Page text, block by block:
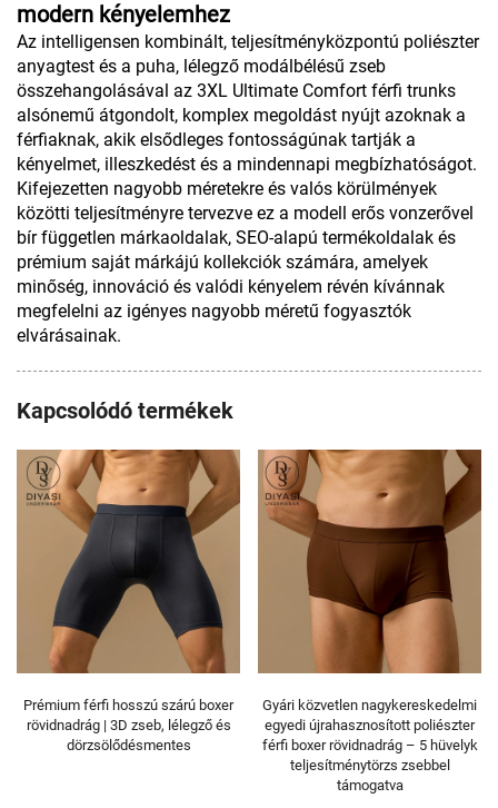
modern kényelemhez
Az intelligensen kombinált, teljesítményközpontú poliészter
anyagtest és a puha, lélegző modálbélésű zseb
összehangolásával az 3XL Ultimate Comfort férfi trunks
alsónemű átgondolt, komplex megoldást nyújt azoknak a
férfiaknak, akik elsődleges fontosságúnak tartják a
kényelmet, illeszkedést és a mindennapi megbízhatóságot.
Kifejezetten nagyobb méretekre és valós körülmények
közötti teljesítményre tervezve ez a modell erős vonzerővel
bír független márkaoldalak, SEO-alapú termékoldalak és
prémium saját márkájú kollekciók számára, amelyek
minőség, innováció és valódi kényelem révén kívánnak
megfelelni az igényes nagyobb méretű fogyasztók
elvárásainak.
Kapcsolódó termékek
Gyári közvetlen nagykereskedelmi
egyedi újrahasznosított poliészter
férfi boxer rövidnadrág – 5 hüvelyk
Nagykereskedelmi közepes
derékszárú T-hátú tangák |
Légáteresztő pamut sport
fehérnemű nőknek | Nagy
mennyiségű rendelési lehetőségek